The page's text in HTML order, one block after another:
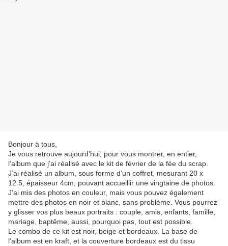
Bonjour à tous,
Je vous retrouve aujourd’hui, pour vous montrer, en entier,
l’album que j’ai réalisé avec le kit de février de la fée du scrap.
J’ai réalisé un album, sous forme d’un coffret, mesurant 20 x
12.5, épaisseur 4cm, pouvant accueillir une vingtaine de photos.
J’ai mis des photos en couleur, mais vous pouvez également
mettre des photos en noir et blanc, sans problème. Vous pourrez
y glisser vos plus beaux portraits : couple, amis, enfants, famille,
mariage, baptême, aussi, pourquoi pas, tout est possible.
Le combo de ce kit est noir, beige et bordeaux. La base de
l’album est en kraft, et la couverture bordeaux est du tissu